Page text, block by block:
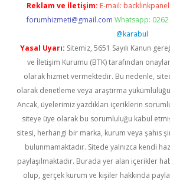
Reklam ve İletişim: E-mail:
forumhizmeti@gmail.com Whatsapp:
@karabul
Yasal Uyarı: Sitemiz, 5651 Sayılı Kanun
ve İletişim Kurumu (BTK) tarafından
olarak hizmet vermektedir. Bu nedenle,
olarak denetleme veya araştırma
Ancak, üyelerimiz yazdıkları içeriklerin
siteye üye olarak bu sorumluluğu kabul
sitesi, herhangi bir marka, kurum veya şahıs
bulunmamaktadır. Sitede yalnızca kendi
paylaşılmaktadır. Burada yer alan içerikler
olup, gerçek kurum ve kişiler hakkında